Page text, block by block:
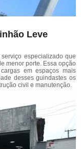
Leve
especializado que
menor porte. Essa opção
em espaços mais
desses guindastes os
civil e manutenção.